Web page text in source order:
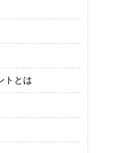
トとは